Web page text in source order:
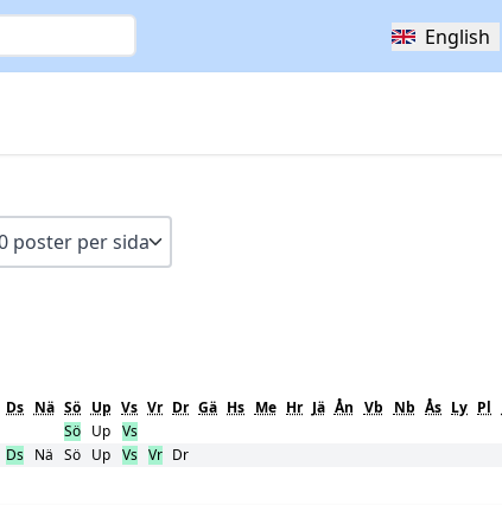
English
Ds Nä Sö Up Vs Vr Dr Gä Hs Me Hr Jä Ån Vb Nb Ås Ly Pl
Sö Up Vs
Ds Nä Sö Up Vs Vr Dr